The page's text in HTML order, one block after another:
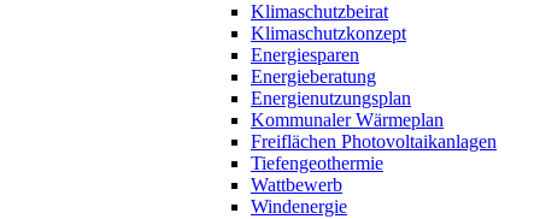
Klimaschutzbeirat
Klimaschutzkonzept
Energiesparen
Energieberatung
Energienutzungsplan
Kommunaler Wärmeplan
Freiflächen Photovoltaikanlagen
Tiefengeothermie
Wattbewerb
Windenergie